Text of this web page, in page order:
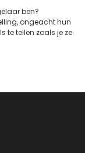
ben?
ongeacht hun
te tellen zoals je ze